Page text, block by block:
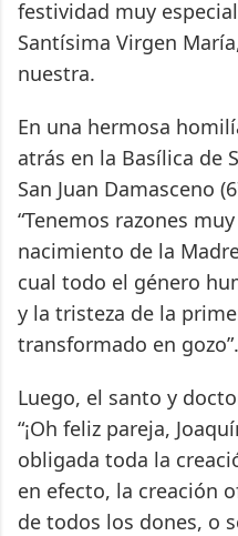
festividad muy
Santísima Virgen
nuestra.
En una hermosa
atrás en la Basílica de
San Juan Damasceno
“Tenemos razones
nacimiento de la
cual todo el género
y la tristeza de la
transformado en gozo”.
Luego, el santo y
“¡Oh feliz pareja,
obligada toda la
en efecto, la creación
de todos los dones, o